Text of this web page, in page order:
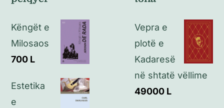
Politikat e kthimeve
Politikat e privatësisë
Kontakt
Këngët e
Milosaos
700 L
Estetika
e
Vepra e
plotë e
Kadaresë
në shtatë vëllime
49000 L